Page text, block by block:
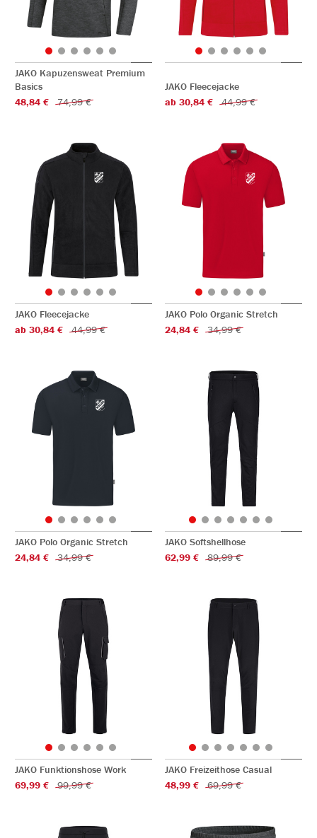
JAKO Kapuzensweat Premium
Basics
48,84 €
74,99 €
JAKO Fleecejacke
ab 30,84 €
44,99 €
JAKO Fleecejacke
ab 30,84 €
44,99 €
JAKO Polo Organic Stretch
24,84 €
34,99 €
JAKO Polo Organic Stretch
24,84 €
34,99 €
JAKO Softshellhose
62,99 €
89,99 €
JAKO Funktionshose Work
69,99 €
99,99 €
JAKO Freizeithose Casual
48,99 €
69,99 €